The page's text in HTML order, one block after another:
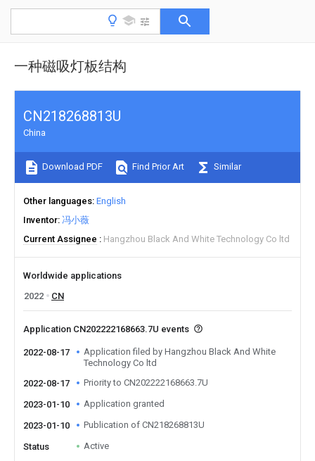
一种磁吸灯板结构
CN218268813U
China
Download PDF Find Prior Art Similar
Other languages English
Inventor 冯小薇
Current Assignee
Hangzhou Black And White Technology Co ltd
Worldwide applications
2022
CN
Application CN202222168663.7U events
2022-08-17
Application filed by Hangzhou Black And White
Technology Co ltd
2022-08-17
Priority to CN202222168663.7U
2023-01-10 Application granted
2023-01-10 Publication of CN218268813U
Status Active